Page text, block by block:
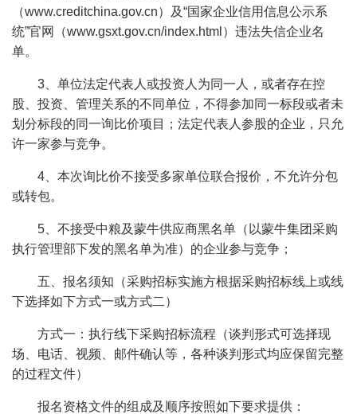
（www.creditchina.gov.cn）及“国家企业信用信息公示系
统”官网（www.gsxt.gov.cn/index.html）违法失信企业名
单。
3、单位法定代表人或投资人为同一人，或者存在控
股、投资、管理关系的不同单位，不得参加同一标段或者未
划分标段的同一询比价项目；法定代表人参股的企业，只允
许一家参与竞争。
4、本次询比价不接受多家单位联合报价，不允许分包
或转包。
5、不接受中粮及蒙牛供应商黑名单（以蒙牛集团采购
执行管理部下发的黑名单为准）的企业参与竞争；
五、报名须知（采购招标实施方根据采购招标线上或线
下选择如下方式一或方式二）
方式一：执行线下采购招标流程（谈判形式可选择现
场、电话、视频、邮件确认等，各种谈判形式均应保留完整
的过程文件）
报名资格文件的组成及顺序按照如下要求提供：